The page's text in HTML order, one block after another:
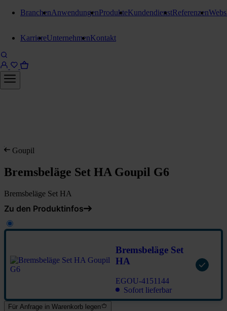
BranchenAnwendungenProdukteKundendienstReferenzen
KarriereUnternehmenKontakt
Goupil
Bremsbeläge Set HA Goupil G6
Bremsbeläge Set HA
Zu den Produktinfos
Bremsbeläge Set
HA
EGOU-4151144
Sofort lieferbar
Für Anfrage in Warenkorb legen